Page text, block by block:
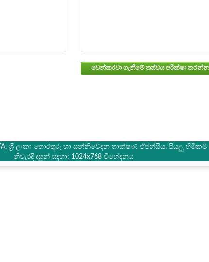
වෙන්කරවා ගැනීමේ තත්වය පරීක්ෂා කරන්න
ශ්‍රී ලංකා තොරතුරු හා සන්නිවේදන තාක්ෂණ ඒජන්සිය. සියලු
නිවැරදි දසුන් සදහා: 1024x768 විභේදනය